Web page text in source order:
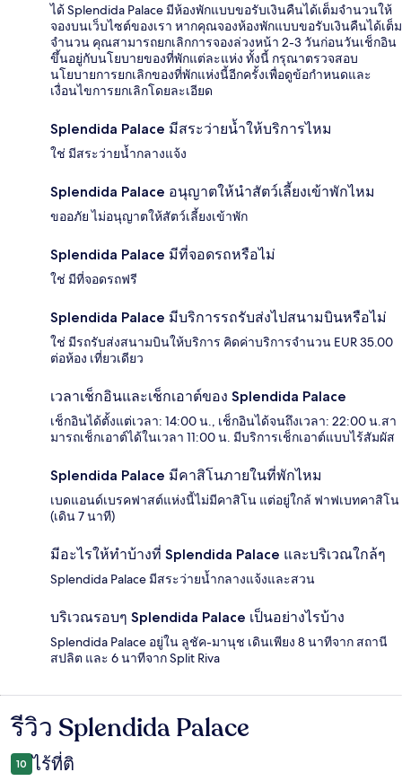
ได้ Splendida Palace มีห้องพักแบบขอรับเงินคืนได้เต็มจำนวนให้
จองบนเว็บไซต์ของเรา หากคุณจองห้องพักแบบขอรับเงินคืนได้เต็ม
จำนวน คุณสามารถยกเลิกการจองล่วงหน้า 2-3 วันก่อนวันเช็กอิน
ขึ้นอยู่กับนโยบายของที่พักแต่ละแห่ง ทั้งนี้ กรุณาตรวจสอบ
นโยบายการยกเลิกของที่พักแห่งนี้อีกครั้งเพื่อดูข้อกำหนดและ
เงื่อนไขการยกเลิกโดยละเอียด
Splendida Palace มีสระว่ายน้ำให้บริการไหม
ใช่ มีสระว่ายน้ำกลางแจ้ง
Splendida Palace อนุญาตให้นำสัตว์เลี้ยงเข้าพักไหม
ขออภัย ไม่อนุญาตให้สัตว์เลี้ยงเข้าพัก
Splendida Palace มีที่จอดรถหรือไม่
ใช่ มีที่จอดรถฟรี
Splendida Palace มีบริการรถรับส่งไปสนามบินหรือไม่
ใช่ มีรถรับส่งสนามบินให้บริการ คิดค่าบริการจำนวน EUR 35.00
ต่อห้อง เที่ยวเดียว
เวลาเช็กอินและเช็กเอาต์ของ Splendida Palace
เช็กอินได้ตั้งแต่เวลา: 14:00 น., เช็กอินได้จนถึงเวลา: 22:00 น.สา
มารถเช็กเอาต์ได้ในเวลา 11:00 น. มีบริการเช็กเอาต์แบบไร้สัมผัส
Splendida Palace มีคาสิโนภายในที่พักไหม
เบดแอนด์เบรคฟาสต์แห่งนี้ไม่มีคาสิโน แต่อยู่ใกล้ ฟาฟเบทคาสิโน
(เดิน 7 นาที)
มีอะไรให้ทำบ้างที่ Splendida Palace และบริเวณใกล้ๆ
Splendida Palace มีสระว่ายน้ำกลางแจ้งและสวน
บริเวณรอบๆ Splendida Palace เป็นอย่างไรบ้าง
Splendida Palace อยู่ใน ลูชัค-มานุช เดินเพียง 8 นาทีจาก สถานี
สปลิต และ 6 นาทีจาก Split Riva
รีวิว
รีวิว Splendida Palace
10 ไร้ที่ติ